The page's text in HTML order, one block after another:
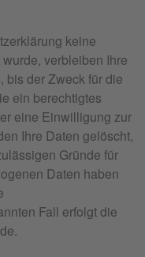
keine
verbleiben Ihre
bis der Zweck für die
ein berechtigtes
eine Einwilligung zur
Ihre Daten gelöscht,
Gründe für
Daten haben
Fall erfolgt die